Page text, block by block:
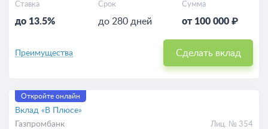
Ставка
до 13.5%
Срок
до 280 дней
Сумма
от 100 000 ₽
Преимущества Сделать вклад
Откройте онлайн
Вклад «В Плюсе»
Газпромбанк
Лиц. № 354